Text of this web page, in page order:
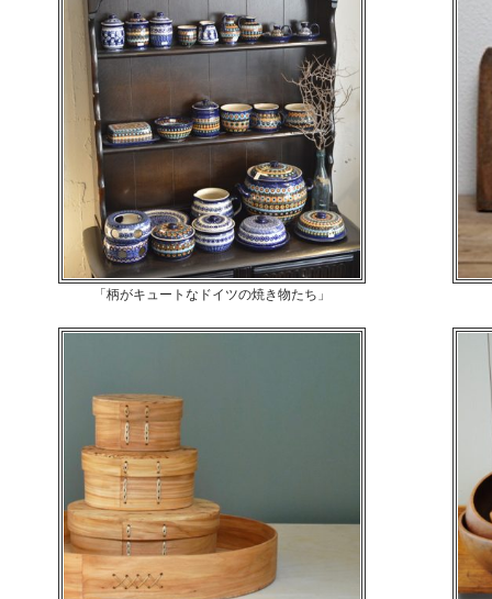
「柄がキュートなドイツの焼き物たち」